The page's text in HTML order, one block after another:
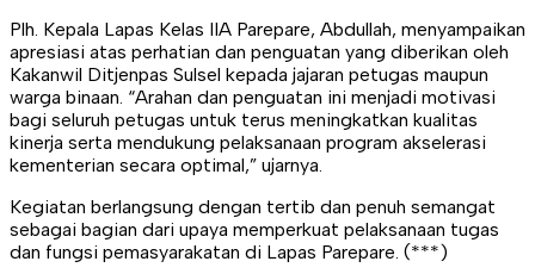
Plh. Kepala Lapas Kelas IIA Parepare, Abdullah, menyampaikan
apresiasi atas perhatian dan penguatan yang diberikan oleh
Kakanwil Ditjenpas Sulsel kepada jajaran petugas maupun
warga binaan. “Arahan dan penguatan ini menjadi motivasi
bagi seluruh petugas untuk terus meningkatkan kualitas
kinerja serta mendukung pelaksanaan program akselerasi
kementerian secara optimal,” ujarnya.
Kegiatan berlangsung dengan tertib dan penuh semangat
sebagai bagian dari upaya memperkuat pelaksanaan tugas
dan fungsi pemasyarakatan di Lapas Parepare. (***)